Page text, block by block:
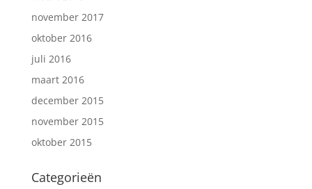
november 2017
oktober 2016
juli 2016
maart 2016
december 2015
november 2015
oktober 2015
Categorieën